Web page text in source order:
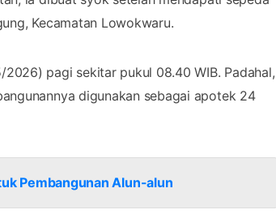
Kecamatan Lowokwaru.
pagi sekitar pukul 08.40 WIB. Padahal,
digunakan sebagai apotek 24
Pembangunan Alun-alun